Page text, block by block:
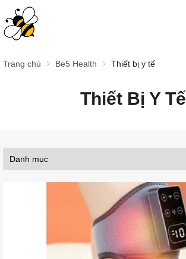
Trang chủ Be5 Health Thiết bị y tế
Thiết Bị Y Tế